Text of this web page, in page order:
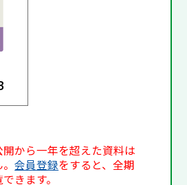
から一年を超えた資料は
。会員登録をすると、全期
きます。